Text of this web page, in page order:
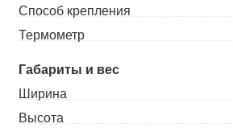
Способ крепления
Термометр
Габариты и вес
Ширина
Высота